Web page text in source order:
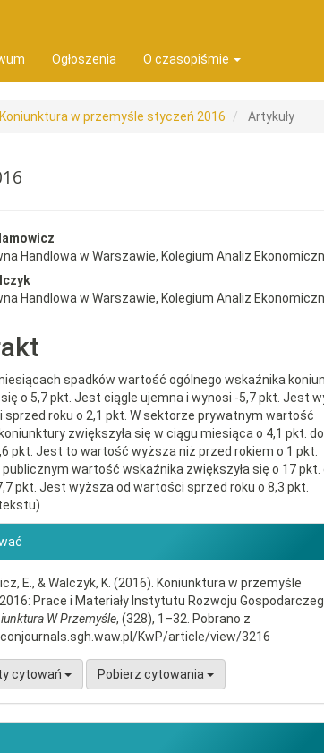
Ogłoszenia O czasopiśmie
w przemyśle styczeń 2016 Artykuły
Handlowa w Warszawie, Kolegium Analiz
Handlowa w Warszawie, Kolegium Analiz
spadków wartość ogólnego wskaźnika
się o 5,7 pkt. Jest ciągle ujemna i wynosi -5,7 pkt. Jest
sprzed roku o 2,1 pkt. W sektorze prywatnym wartość
zwiększyła się w ciągu miesiąca o 4,1 pkt. do
pkt. Jest to wartość wyższa niż przed rokiem o 1 pkt.
wartość wskaźnika zwiększyła się o 17 pkt.
pkt. Jest wyższa od wartości sprzed roku o 8,3 pkt.
E., & Walczyk, K. (2016). Koniunktura w przemyśle
Prace i Materiały Instytutu Rozwoju
W Przemyśle, (328), 1–32. Pobrano z
KwP/article/view/3216
cytowań Pobierz cytowania